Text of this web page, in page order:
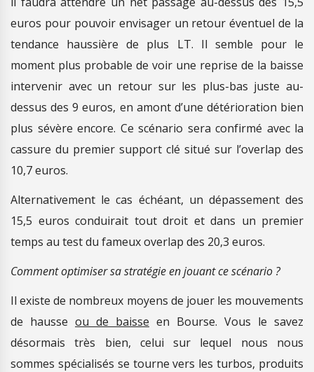
euros pour pouvoir envisager un retour éventuel de la
tendance haussière de plus LT. Il semble pour le
moment plus probable de voir une reprise de la baisse
intervenir avec un retour sur les plus-bas juste au-
dessus des 9 euros, en amont d’une détérioration bien
plus sévère encore. Ce scénario sera confirmé avec la
cassure du premier support clé situé sur l’overlap des
10,7 euros.
Alternativement le cas échéant, un dépassement des
15,5 euros conduirait tout droit et dans un premier
temps au test du fameux overlap des 20,3 euros.
Comment optimiser sa stratégie en jouant ce scénario ?
Il existe de nombreux moyens de jouer les mouvements
de hausse ou de baisse en Bourse. Vous le savez
désormais très bien, celui sur lequel nous nous
sommes spécialisés se tourne vers les turbos, produits